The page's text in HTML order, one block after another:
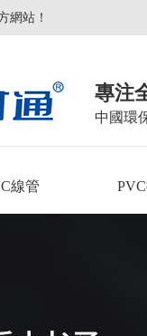
網站！
專注
中國環
線管